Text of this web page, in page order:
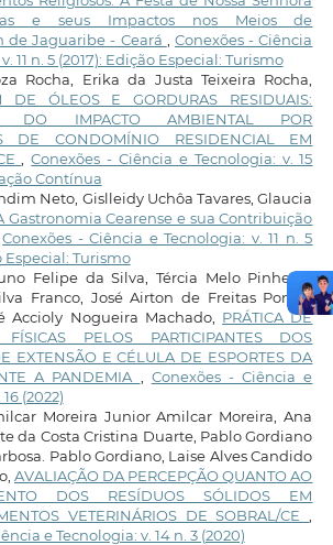
e seus Impactos nos Meios de
de Jaguaribe - Ceará
Conexões - Ciência
11 n. 5 (2017): Edição Especial: Turismo
Rocha, Erika da Justa Teixeira Rocha,
DE ÓLEOS E GORDURAS RESIDUAIS:
DO IMPACTO AMBIENTAL POR
DE CONDOMÍNIO RESIDENCIAL EM
,Conexões - Ciência e Tecnologia: v. 15
Contínua
Neto, Gislleidy Uchôa Tavares, Glaucia
Gastronomia Cearense e sua Contribuição
,Conexões - Ciência e Tecnologia: v. 11 n. 5
Especial: Turismo
Felipe da Silva, Tércia Melo Pinheiro,
Franco, José Airton de Freitas Pontes
Accioly Nogueira Machado, PRÁTICA DE
FÍSICAS PELOS PARTICIPANTES DOS
EXTENSÃO E CÉLULA DE ESPORTES DA
A PANDEMIA
Conexões - Ciência e
(2022)
Moreira Junior Amilcar Moreira, Ana
da Costa Cristina Duarte, Pablo Gordiano
Pablo Gordiano, Laise Alves Candido
AVALIAÇÃO DA PERCEPÇÃO QUANTO AO
DOS RESÍDUOS SÓLIDOS EM
VETERINÁRIOS DE SOBRAL/CE
e Tecnologia: v. 14 n. 3 (2020)